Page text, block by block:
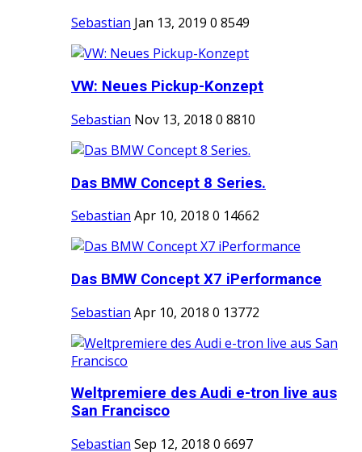
Sebastian Jan 13, 2019 0 8549
VW: Neues Pickup-Konzept
Sebastian Nov 13, 2018 0 8810
Das BMW Concept 8 Series.
Sebastian Apr 10, 2018 0 14662
Das BMW Concept X7 iPerformance
Sebastian Apr 10, 2018 0 13772
Weltpremiere des Audi e-tron live aus
San Francisco
Sebastian Sep 12, 2018 0 6697